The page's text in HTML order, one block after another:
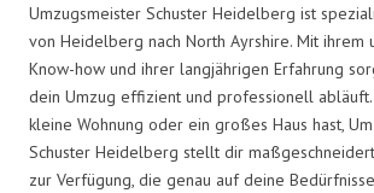
Umzugsmeister Schuster Heidelberg ist
von Heidelberg nach North Ayrshire. Mit ihrem
Know-how und ihrer langjährigen Erfahrung
dein Umzug effizient und professionell
kleine Wohnung oder ein großes Haus hast,
Schuster Heidelberg stellt dir
zur Verfügung, die genau auf deine